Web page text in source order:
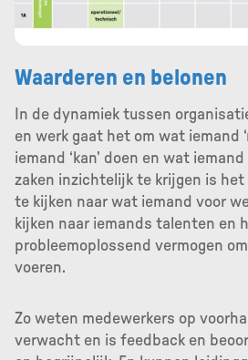
Waarderen en belonen
In de dynamiek tussen
en werk gaat het om wat iemand
iemand ‘kan’ doen en wat iemand
zaken inzichtelijk te krijgen is het
te kijken naar wat iemand voor
kijken naar iemands talenten en
probleemoplossend vermogen
voeren.
Zo weten medewerkers op
verwacht en is feedback en